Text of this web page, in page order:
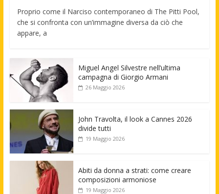
Proprio come il Narciso contemporaneo di The Pitti Pool,
che si confronta con un’immagine diversa da ciò che
appare, a
Miguel Angel Silvestre nell’ultima
campagna di Giorgio Armani
26 Maggio 2026
John Travolta, il look a Cannes 2026
divide tutti
19 Maggio 2026
Abiti da donna a strati: come creare
composizioni armoniose
19 Maggio 2026